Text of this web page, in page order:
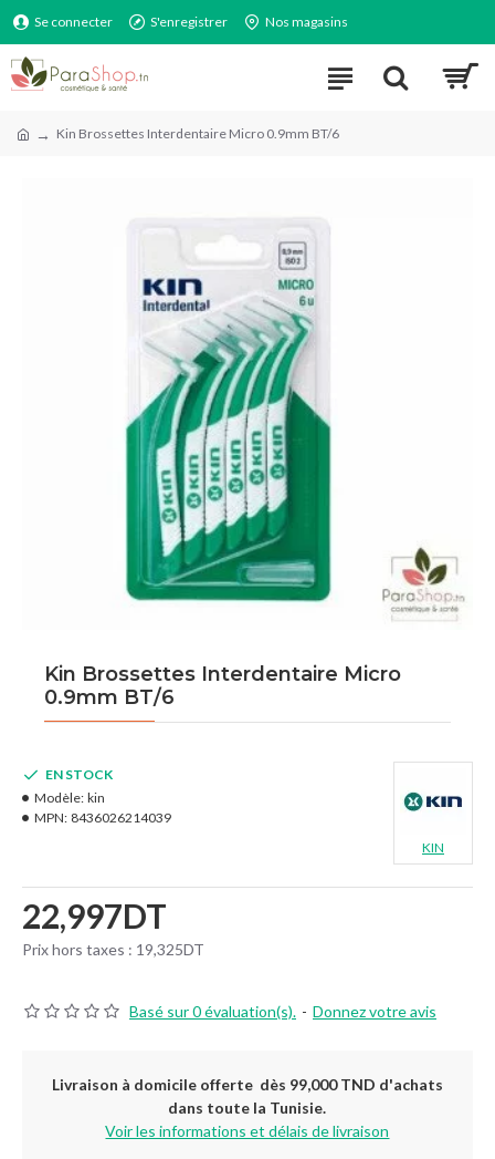
Se connecter S'enregistrer Nos magasins
Kin Brossettes Interdentaire Micro 0.9mm BT/6
Kin Brossettes Interdentaire Micro
0.9mm BT/6
Basé sur 0 évaluation(s). - Donnez votre avis
22,997DT
Prix hors taxes : 19,325DT
EN STOCK
Modèle: kin
MPN: 8436026214039
KIN
Livraison à domicile offerte dès 99,000 TND d'achats
dans toute la Tunisie.
Voir les informations et délais de livraison